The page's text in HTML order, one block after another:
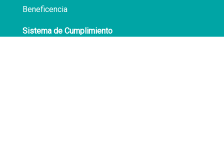
Beneficencia
Sistema de Cumplimiento